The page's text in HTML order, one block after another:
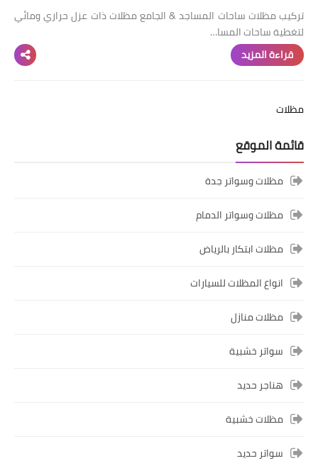
تركيب مظلات ساحات المساجد & الجامع مظلات ذات عزل حراري ومائي
لتغطية ساحات المسا…
قراءة المزيد
مظلات
قائمة الموقع
مظلات وسواتر جدة
مظلات وسواتر الدمام
مظلات ابتكار بالرياض
انواع المظلات للسيارات
مظلات منازل
سواتر خشبية
هناجر حديد
مظلات خشبية
سواتر حديد